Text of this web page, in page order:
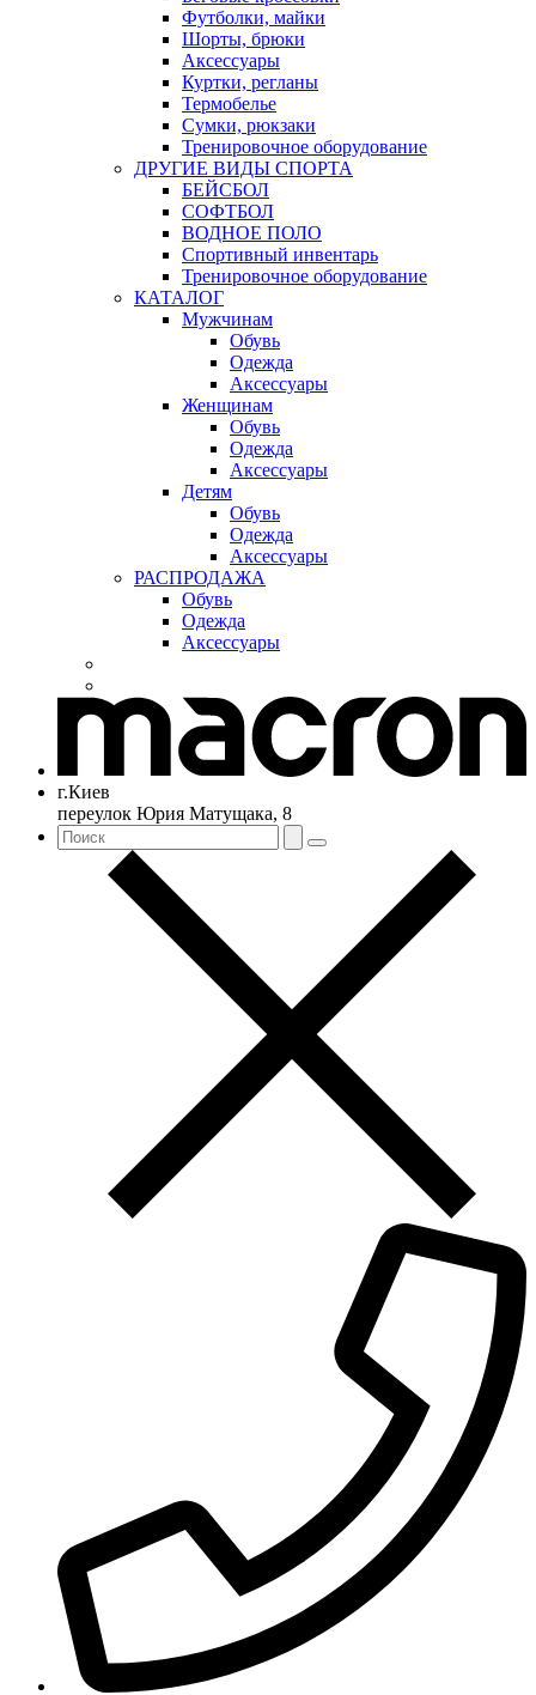
Футболки, майки
Шорты, брюки
Аксессуары
Куртки, регланы
Термобелье
Сумки, рюкзаки
Тренировочное оборудование
ДРУГИЕ ВИДЫ СПОРТА
БЕЙСБОЛ
СОФТБОЛ
ВОДНОЕ ПОЛО
Спортивный инвентарь
Тренировочное оборудование
КАТАЛОГ
Мужчинам
Обувь
Одежда
Аксессуары
Женщинам
Обувь
Одежда
Аксессуары
Детям
Обувь
Одежда
Аксессуары
РАСПРОДАЖА
Обувь
Одежда
Аксессуары
г.Киев
переулок Юрия Матущака, 8